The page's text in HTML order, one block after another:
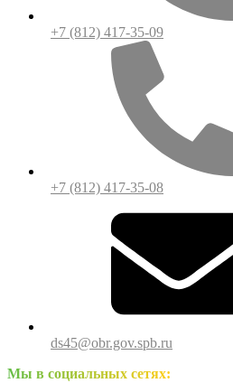
+7 (812) 417-35-09
+7 (812) 417-35-08
ds45@obr.gov.spb.ru
Мы в социальных сетях: